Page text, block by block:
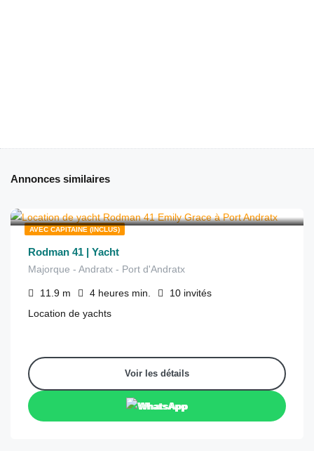
Annonces similaires
AVEC CAPITAINE (INCLUS)
Rodman 41 | Yacht
Majorque - Andratx - Port d'Andratx
11.9 m 4 heures min. 10 invités
Location de yachts
Voir les détails
WhatsApp